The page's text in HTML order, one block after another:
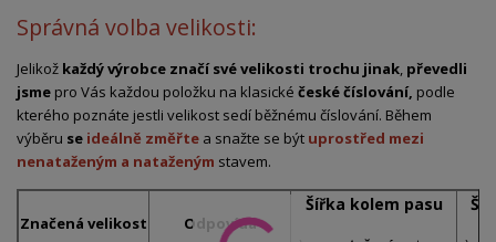
Správná volba velikosti:
Jelikož každý výrobce značí své velikosti trochu jinak, převedli
jsme pro Vás každou položku na klasické české číslování, podle
kterého poznáte jestli velikost sedí běžnému číslování. Během
výběru se ideálně změřte a snažte se být uprostřed mezi
nenataženým a nataženým stavem.
Značená velikost Odpovídá
Šířka kolem pasu